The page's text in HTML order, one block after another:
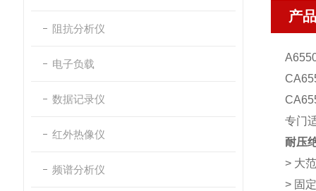
阻抗分析仪
电子负载
数据记录仪
红外热像仪
频谱分析仪
产
专门
耐压
>­ 大
>­ 固